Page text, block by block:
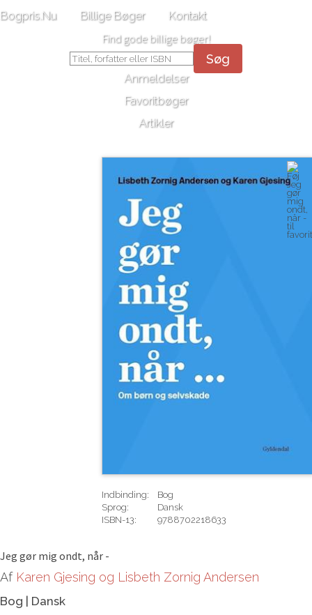
Bogpris.Nu Billige Bøger Kontakt
Find gode billige bøger!
Søg
Anmeldelser
Favoritbøger
Artikler
Indbinding:
Bog
Sprog:
Dansk
ISBN-13:
9788702218633
Jeg gør mig ondt, når -
Af Karen Gjesing og Lisbeth Zornig Andersen
Bog Dansk